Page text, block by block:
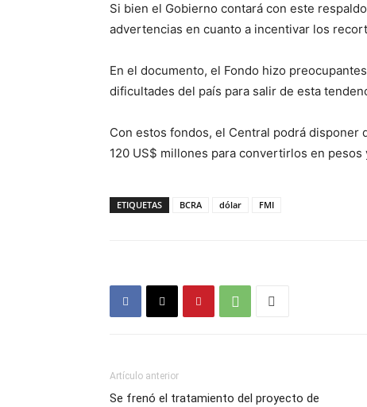
Si bien el Gobierno contará con este
advertencias en cuanto a incentivar los
En el documento, el Fondo hizo
dificultades del país para salir de esta
Con estos fondos, el Central podrá
120 US$ millones para convertirlos en
ETIQUETAS BCRA dólar FMI
Artículo anterior
Se frenó el tratamiento del proyecto de